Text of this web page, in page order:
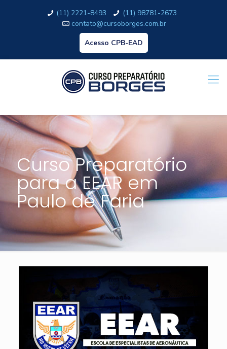
(11) 2221-8493
(11) 98781-2673
contato@cursoborges.com.br
Acesso CPB-EAD
Curso Preparatório
para a EEAR em
Paulo de Faria